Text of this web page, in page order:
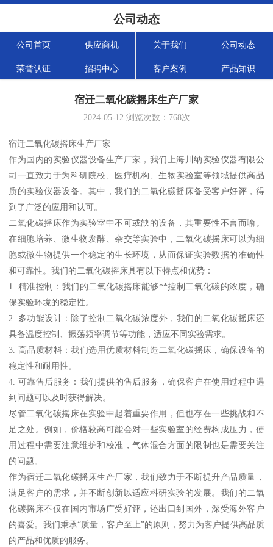
公司动态
公司首页 供应商机 关于我们 公司动态
荣誉认证 招聘中心 客户案例 产品知识
宿迁二氧化碳摇床生产厂家
2024-05-12浏览次数： 768次
宿迁二氧化碳摇床生产厂家
作为国内的实验仪器设备生产厂家，我们上海川纳实验仪器有限公
司一直致力于为科研院校、医疗机构、生物实验室等领域提供高品
质的实验仪器设备。其中，我们的二氧化碳摇床备受客户好评，得
到了广泛的应用和认可。
二氧化碳摇床作为实验室中不可或缺的设备，其重要性不言而喻。
在细胞培养、微生物发酵、杂交等实验中，二氧化碳摇床可以为细
胞或微生物提供一个稳定的生长环境，从而保证实验数据的准确性
和可靠性。我们的二氧化碳摇床具有以下特点和优势：
1. 精准控制：我们的二氧化碳摇床能够**控制二氧化碳的浓度，确
保实验环境的稳定性。
2. 多功能设计：除了控制二氧化碳浓度外，我们的二氧化碳摇床还
具备温度控制、振荡频率调节等功能，适应不同实验需求。
3. 高品质材料：我们选用优质材料制造二氧化碳摇床，确保设备的
稳定性和耐用性。
4. 可靠售后服务：我们提供的售后服务，确保客户在使用过程中遇
到问题可以及时获得解决。
尽管二氧化碳摇床在实验中起着重要作用，但也存在一些挑战和不
足之处。例如，价格较高可能会对一些实验室的经费构成压力，使
用过程中需要注意维护和校准，气体混合方面的限制也是需要关注
的问题。
作为宿迁二氧化碳摇床生产厂家，我们致力于不断提升产品质量，
满足客户的需求，并不断创新以适应科研实验的发展。我们的二氧
化碳摇床不仅在国内市场广受好评，还出口到国外，深受海外客户
的喜爱。我们秉承“质量，客户至上”的原则，努力为客户提供高品质
的产品和优质的服务。